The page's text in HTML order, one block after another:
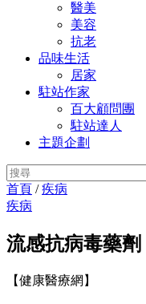
醫美
美容
抗老
品味生活
居家
駐站作家
百大顧問團
駐站達人
主題企劃
首頁 /疾病
疾病
流感抗病毒藥
【健康醫療網】